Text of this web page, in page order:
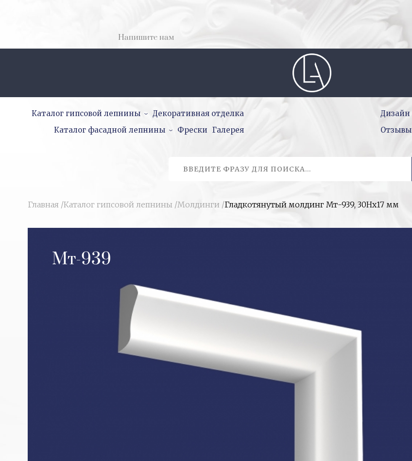
Напишите нам
Каталог гипсовой лепнины
Декоративная отделка
Каталог фасадной лепнины
Фрески Галерея
Дизайн
Отзывы
Главная /Каталог гипсовой лепнины /Молдинги /Гладкотянутый молдинг Мт-939, 30Hх17 мм
Мт-939